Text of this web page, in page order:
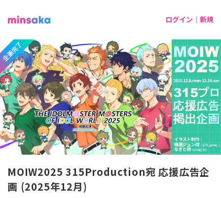
ログイン｜新規
企画完了
MOIW2025 315Production宛 応援広告企
画 (2025年12月)